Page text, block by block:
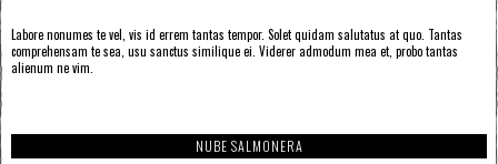
Labore nonumes te vel, vis id errem tantas tempor. Solet quidam salutatus at quo. Tantas
comprehensam te sea, usu sanctus similique ei. Viderer admodum mea et, probo tantas
alienum ne vim.
NUBE SALMONERA